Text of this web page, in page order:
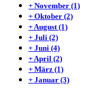
+ November (1)
+ Oktober (2)
+ August (1)
+ Juli (2)
+ Juni (4)
+ April (2)
+ März (1)
+ Januar (3)